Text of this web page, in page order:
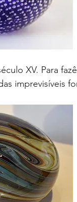
XV. Para
imprevisíveis